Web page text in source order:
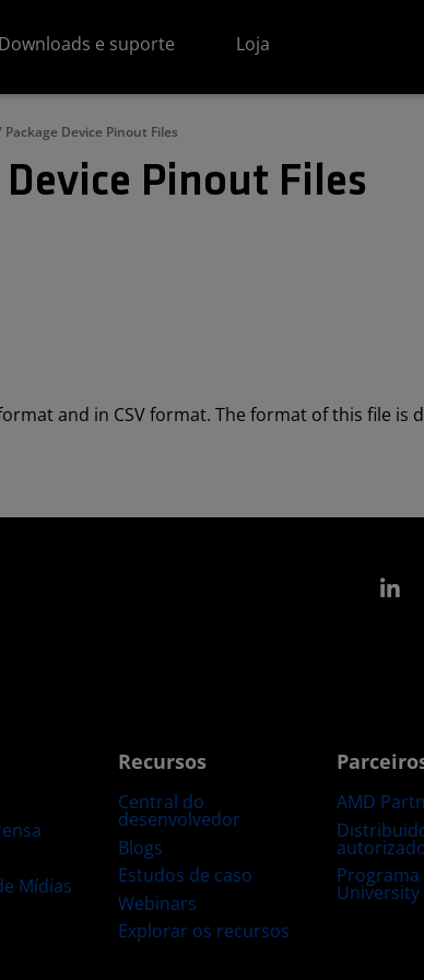
Downloads e suporte Loja
Package Device Pinout Files
Pinout Files
and in CSV format. The format of this file is
Mídias
Recursos
Central do
desenvolvedor
Blogs
Estudos de caso
Webinars
Explorar os recursos
AMD
Programa
University